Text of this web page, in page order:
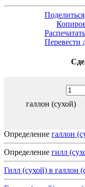
Поделиться
Распечатать
Перевести
галлон (сухой)
Определение галлон
Определение гилл
Гилл (сухой) в галлон